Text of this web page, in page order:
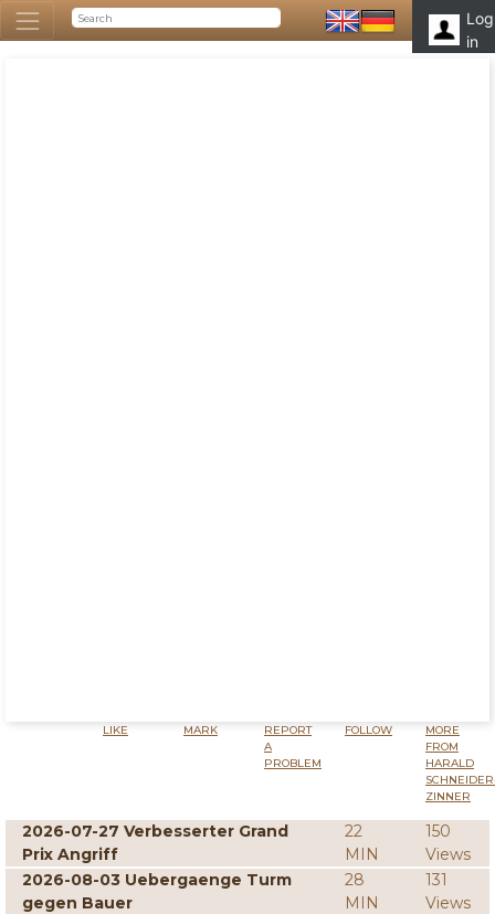
Log
in
LIKE MARK
REPORT
A
PROBLEM
FOLLOW
MORE
FROM
HARALD
ZINNER
2026-07-27 Verbesserter Grand
Prix Angriff
22
MIN
150
Views
2026-08-03 Uebergaenge Turm
gegen Bauer
28
MIN
131
Views